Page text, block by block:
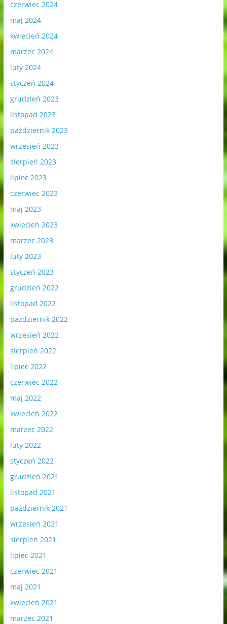
czerwiec 2024
maj 2024
kwiecień 2024
marzec 2024
luty 2024
styczeń 2024
grudzień 2023
listopad 2023
październik 2023
wrzesień 2023
sierpień 2023
lipiec 2023
czerwiec 2023
maj 2023
kwiecień 2023
marzec 2023
luty 2023
styczeń 2023
grudzień 2022
listopad 2022
październik 2022
wrzesień 2022
sierpień 2022
lipiec 2022
czerwiec 2022
maj 2022
kwiecień 2022
marzec 2022
luty 2022
styczeń 2022
grudzień 2021
listopad 2021
październik 2021
wrzesień 2021
sierpień 2021
lipiec 2021
czerwiec 2021
maj 2021
kwiecień 2021
marzec 2021